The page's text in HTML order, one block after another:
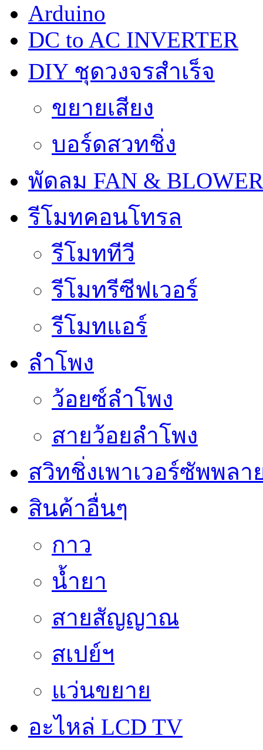
Arduino
DC to AC INVERTER
DIY ชุดวงจรสำเร็จ
ขยายเสียง
บอร์ดสวทชิ่ง
พัดลม FAN & BLOWER
รีโมทคอนโทรล
รีโมททีวี
รีโมทรีซีฟเวอร์
รีโมทแอร์
ลำโพง
ว้อยซ์ลำโพง
สายว้อยลำโพง
สวิทชิ่งเพาเวอร์ซัพพลา
สินค้าอื่นๆ
กาว
น้ำยา
สายสัญญาณ
สเปย์ฯ
แว่นขยาย
อะไหล่ LCD TV